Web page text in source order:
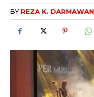
BY REZA K. DARMAWAN